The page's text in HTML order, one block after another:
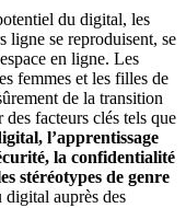
du digital, les
ligne se reproduisent, se
en ligne. Les
femmes et les filles de
de la transition
facteurs clés tels que
l’apprentissage
la confidentialité
stéréotypes de genre
digital auprès des